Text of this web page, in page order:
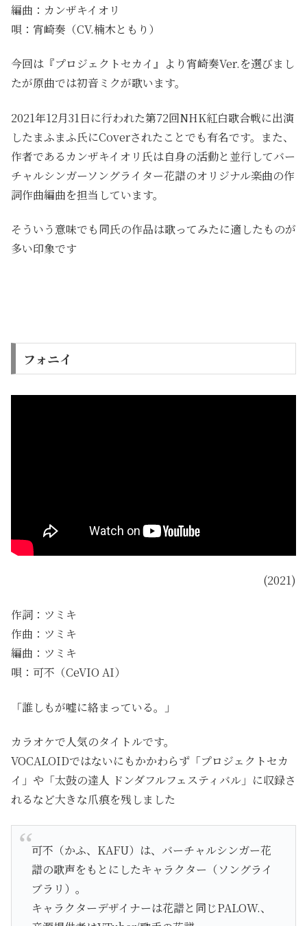
編曲：カンザキイオリ
唄：宵崎奏（CV.楠木ともり）
今回は『プロジェクトセカイ』より宵崎奏Ver.を選びまし
たが原曲では初音ミクが歌います。
2021年12月31日に行われた第72回NHK紅白歌合戦に出演
したまふまふ氏にCoverされたことでも有名です。また、
作者であるカンザキイオリ氏は自身の活動と並行してバー
チャルシンガーソングライター花譜のオリジナル楽曲の作
詞作曲編曲を担当しています。
そういう意味でも同氏の作品は歌ってみたに適したものが
多い印象です
フォニイ
(2021)
作詞：ツミキ
作曲：ツミキ
編曲：ツミキ
唄：可不（CeVIO AI）
「誰しもが嘘に絡まっている。」
カラオケで人気のタイトルです。
VOCALOIDではないにもかかわらず「プロジェクトセカ
イ」や「太鼓の達人 ドンダフルフェスティバル」に収録さ
れるなど大きな爪痕を残しました
可不（かふ、KAFU）は、バーチャルシンガー花
譜の歌声をもとにしたキャラクター（ソングライ
ブラリ）。
キャラクターデザイナーは花譜と同じPALOW.、